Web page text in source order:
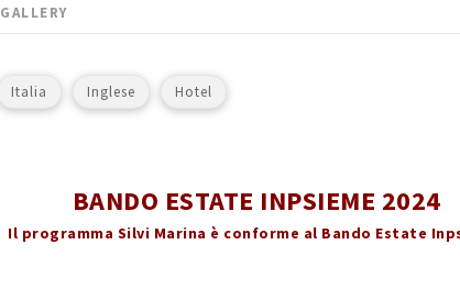
GALLERY
Italia Inglese Hotel
BANDO ESTATE INPSIEME 2024
Il programma Silvi Marina è conforme al Bando Estate